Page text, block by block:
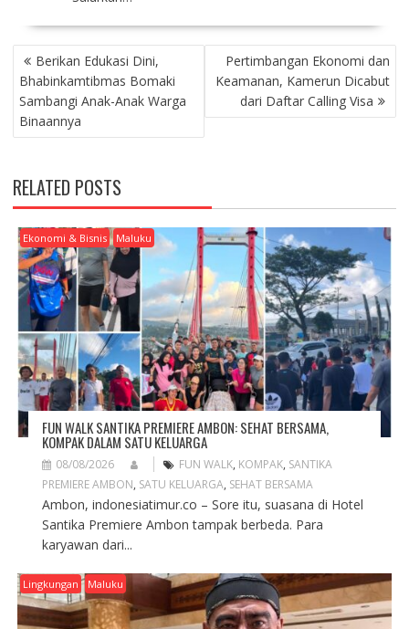
P
O
S
T
N
V
I
G
A
T
O
Berikan Edukasi Dini,
Bhabinkamtibmas Bomaki
Sambangi Anak-Anak Warga
Binaannya
Pertimbangan Ekonomi dan
Keamanan, Kamerun Dicabut
dari Daftar Calling Visa
RELATED POSTS
Ekonomi & Bisnis Maluku
FUN WALK SANTIKA PREMIERE AMBON: SEHAT BERSAMA,
KOMPAK DALAM SATU KELUARGA
08/08/2026 FUN WALK, KOMPAK, SANTIKA
PREMIERE AMBON, SATU KELUARGA, SEHAT BERSAMA
Ambon, indonesiatimur.co – Sore itu, suasana di Hotel
Santika Premiere Ambon tampak berbeda. Para
karyawan dari...
Lingkungan Maluku